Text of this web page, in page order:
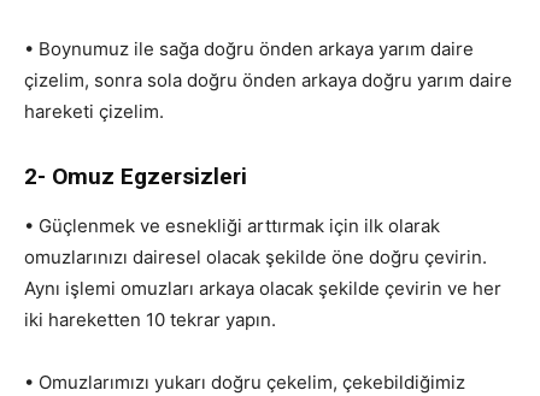
• Boynumuz ile sağa doğru önden arkaya yarım daire
çizelim, sonra sola doğru önden arkaya doğru yarım daire
hareketi çizelim.
2- Omuz Egzersizleri
• Güçlenmek ve esnekliği arttırmak için ilk olarak
omuzlarınızı dairesel olacak şekilde öne doğru çevirin.
Aynı işlemi omuzları arkaya olacak şekilde çevirin ve her
iki hareketten 10 tekrar yapın.
• Omuzlarımızı yukarı doğru çekelim, çekebildiğimiz